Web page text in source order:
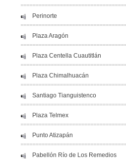
Perinorte
Plaza Aragón
Plaza Centella Cuautitlán
Plaza Chimalhuacán
Santiago Tianguistenco
Plaza Telmex
Punto Atizapán
Pabellón Río de Los Remedios